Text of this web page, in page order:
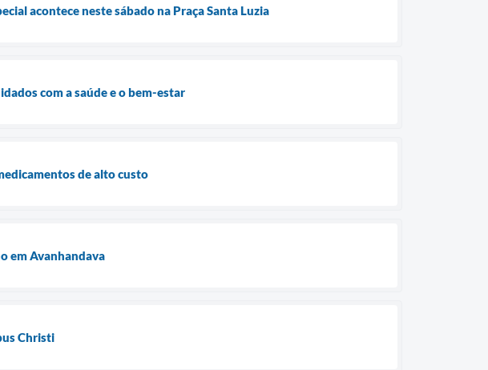
acontece neste sábado na Praça Santa Luzia
com a saúde e o bem-estar
de alto custo
em Avanhandava
Christi